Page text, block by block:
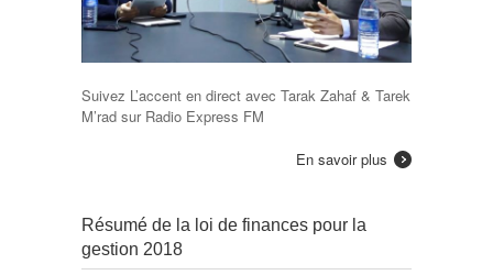
Suivez L’accent en direct avec Tarak Zahaf & Tarek
M’rad sur Radio Express FM
En savoir plus
Résumé de la loi de finances pour la
gestion 2018